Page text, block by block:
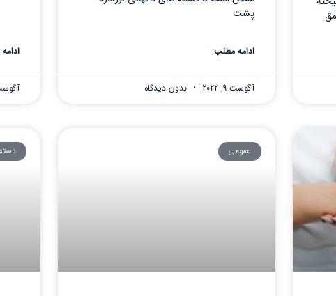
پشت
ادامه مطلب
آگوست 9, 2022 بدون دیدگاه آگوست
عمومی